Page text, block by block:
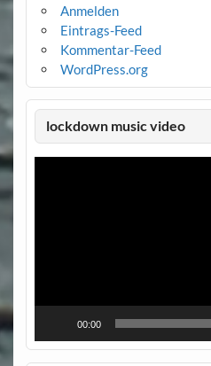
Anmelden
Eintrags-Feed
Kommentar-Feed
WordPress.org
lockdown music video
Video-
00:00